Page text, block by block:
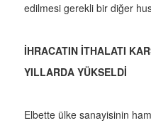
edilmesi gerekli bir diğer
İHRACATIN İTHALATI
YILLARDA YÜKSELDİ
Elbette ülke sanayisinin